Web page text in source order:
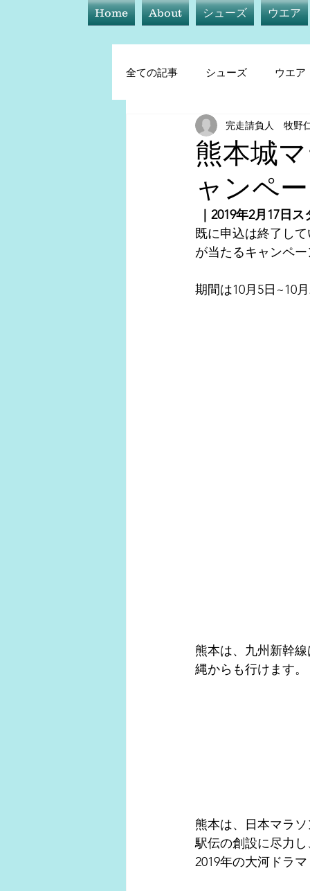
Home About シューズ ウエア
全ての記事 シューズ ウエア
ウエア アイ
トレーニング他
熊本城
ャンペ
完走請負人 牧野
｜2019年2月17日
既に申込は終了し
が当たるキャンペ
期間は10月5日~10
熊本は、九州新幹
縄からも行けます。
熊本は、日本マラ
駅伝の創設に尽力し
2019年の大河ドラ